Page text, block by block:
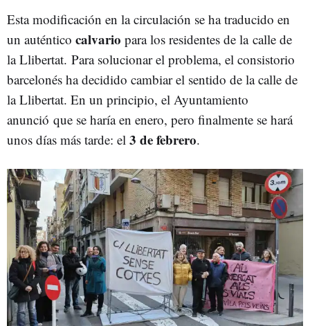
Esta modificación en la circulación se ha traducido en
un auténtico calvario para los residentes de la calle de
la Llibertat. Para solucionar el problema, el consistorio
barcelonés ha decidido cambiar el sentido de la calle de
la Llibertat. En un principio, el Ayuntamiento
anunció que se haría en enero, pero finalmente se hará
unos días más tarde: el 3 de febrero.